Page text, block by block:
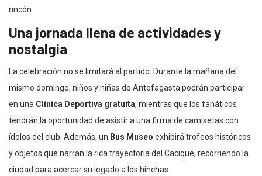
rincón.
Una jornada llena de actividades y
nostalgia
La celebración no se limitará al partido. Durante la mañana del
mismo domingo, niños y niñas de Antofagasta podrán participar
en una Clínica Deportiva gratuita, mientras que los fanáticos
tendrán la oportunidad de asistir a una firma de camisetas con
ídolos del club. Además, un Bus Museo exhibirá trofeos históricos
y objetos que narran la rica trayectoria del Cacique, recorriendo la
ciudad para acercar su legado a los hinchas.